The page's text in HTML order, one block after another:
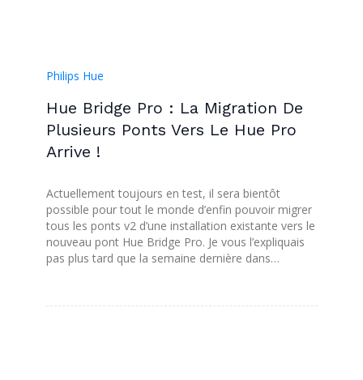
Philips Hue
Hue Bridge Pro : La Migration De
Plusieurs Ponts Vers Le Hue Pro
Arrive !
Actuellement toujours en test, il sera bientôt
possible pour tout le monde d’enfin pouvoir migrer
tous les ponts v2 d’une installation existante vers le
nouveau pont Hue Bridge Pro. Je vous l’expliquais
pas plus tard que la semaine dernière dans…